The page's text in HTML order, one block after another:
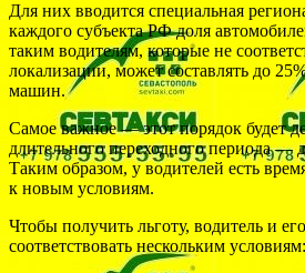
Для них вводится специальная
каждого субъекта РФ доля
таким водителям, которые не
локализации, может составлять до
машин.
Самое важное — этот порядок будет
длительного переходного периода —
Таким образом, у водителей есть
к новым условиям.
Чтобы получить льготу, водитель и
соответствовать нескольким условиям: